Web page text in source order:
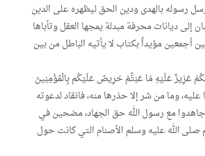
رسوله بالهدى ودين الحق ليظهره على الدين
إلى ديانات محرفة مبدلة يمجها العقل وتأباها
أجمعين مؤيداً بكتاب لا يأتيه الباطل من بين
عَزِيزٌ عَلَيْهِ مَا عَنِتُّمْ حَرِيصٌ عَلَيْكُم بِالْمُؤْمِنِينَ
وما من شر إلا حذرها منه، فانقاد لدعوته
وجاهدوا مع رسول الله حق الجهاد، مضحين في
صلى الله عليه وسلم الأصنام التي كانت حول